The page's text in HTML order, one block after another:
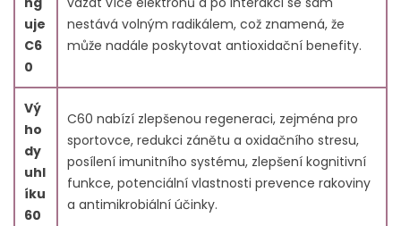
uje
C6
0
nestává volným radikálem, což znamená, že
může nadále poskytovat antioxidační benefity.
Vý
ho
dy
uhl
íku
60
C60 nabízí zlepšenou regeneraci, zejména pro
sportovce, redukci zánětu a oxidačního stresu,
posílení imunitního systému, zlepšení kognitivní
funkce, potenciální vlastnosti prevence rakoviny
a antimikrobiální účinky.